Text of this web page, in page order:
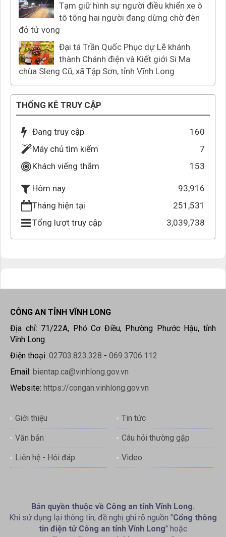
Tạm giữ hình sự người điều khiển xe ô
tô tông hai người đang dừng chờ đèn
đỏ tử vong
Đại tá Trần Quốc Phục dự Lễ khánh
thành Chánh điện và Kiết giới Si Ma
chùa Sleng Cũ, xã Tập Sơn, tỉnh Vĩnh Long
THỐNG KÊ TRUY CẬP
Đang truy cập
160
Máy chủ tìm kiếm
7
Khách viếng thăm
153
Hôm nay
93,916
Tháng hiện tại
251,531
Tổng lượt truy cập
3,039,738
CÔNG AN TỈNH VĨNH LONG
Địa chỉ: 71/22A, Phó Cơ Điều, Phường Phước Hậu, tỉnh
Vĩnh Long
Điện thoại: 02703.823.328 - 069.3706.112
Email: bientap.ca@vinhlong.gov.vn
Website: https://congan.vinhlong.gov.vn
Giới thiệu Tin tức
Văn bản Câu hỏi thường gặp
Liên hệ - Hỏi đáp Video
Bản quyền thuộc về Công an tỉnh Vĩnh Long.
Khi sử dụng lại thông tin, đề nghị ghi rõ nguồn "Cổng thông
tin điện tử Công an tỉnh Vĩnh Long" hoặc